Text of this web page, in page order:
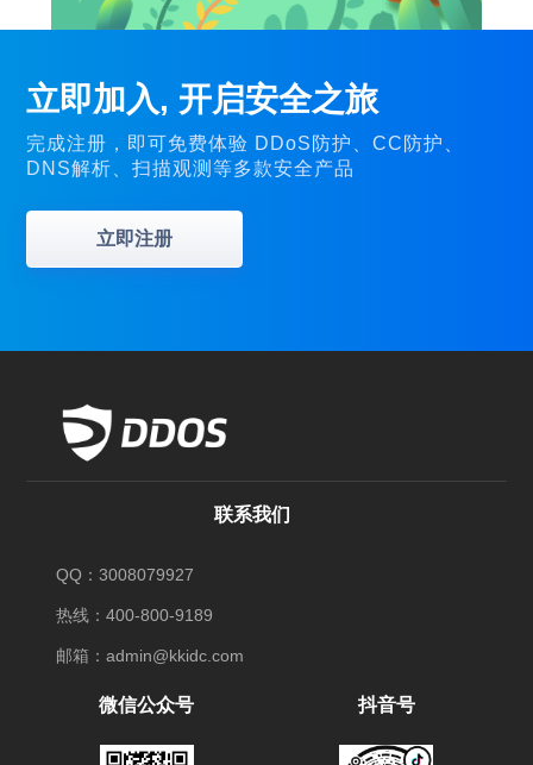
立即加入, 开启安全之旅
完成注册，即可免费体验 DDoS防护、CC防护、
DNS解析、扫描观测等多款安全产品
立即注册
联系我们
QQ：3008079927
热线：400-800-9189
邮箱：admin@kkidc.com
微信公众号 抖音号